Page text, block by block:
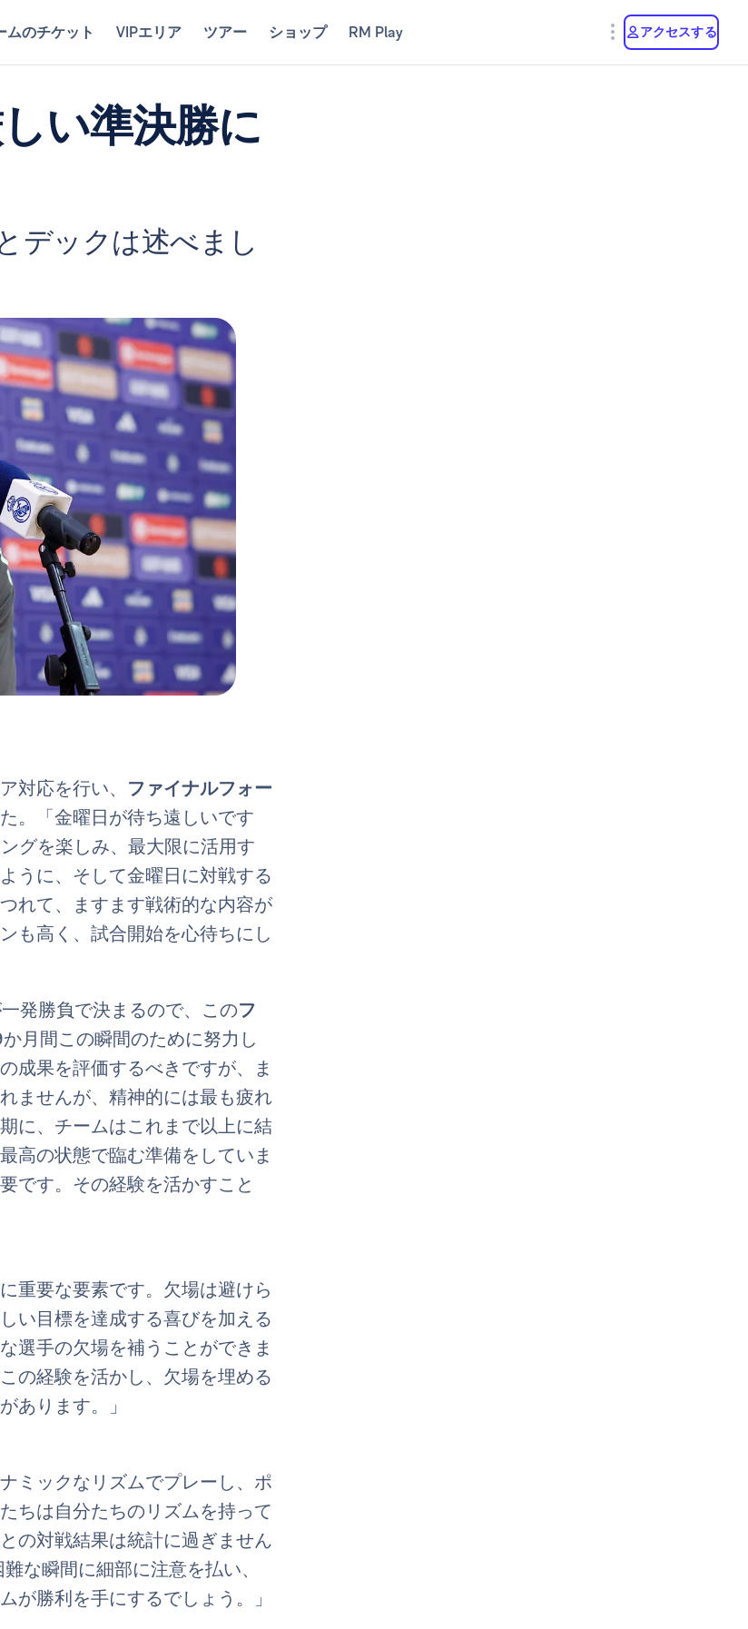
ムのチケット VIPエリア ツアー ショップ RM Play アクセスする
い準決勝に
デックは述べまし
対応を行い、 ファイナルフォー
。「金曜日が待ち遠しいです
グを楽しみ、最大限に活用す
うに、そして金曜日に対戦する
れて、ますます戦術的な内容が
も高く、試合開始を心待ちにし
発勝負で決まるので、このフ
月間この瞬間のために努力し
成果を評価するべきですが、ま
ませんが、精神的には最も疲れ
に、チームはこれまで以上に結
高の状態で臨む準備をしていま
です。その経験を活かすこと
重要な要素です。欠場は避けら
い目標を達成する喜びを加える
選手の欠場を補うことができま
の経験を活かし、欠場を埋める
あります。」
ミックなリズムでプレーし、ポ
ちは自分たちのリズムを持って
の対戦結果は統計に過ぎません
な瞬間に細部に注意を払い、
が勝利を手にするでしょう。」